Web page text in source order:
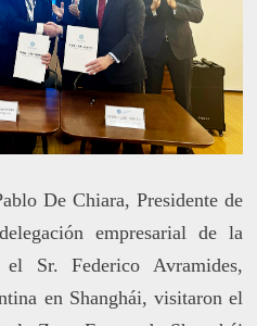
De Chiara, Presidente de
empresarial de la
Sr. Federico Avramides,
en Shanghái, visitaron el